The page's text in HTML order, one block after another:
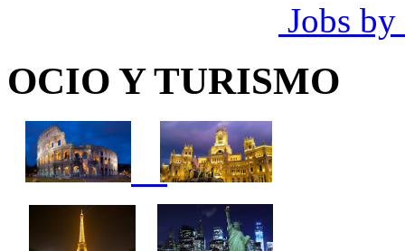
Jobs by
OCIO Y TURISMO